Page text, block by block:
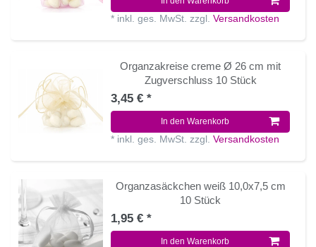
* inkl. ges. MwSt. zzgl.Versandkosten
Organzakreise creme Ø 26 cm mit
Zugverschluss 10 Stück
3,45 € *
In den Warenkorb
* inkl. ges. MwSt. zzgl.Versandkosten
Organzasäckchen weiß 10,0x7,5 cm
10 Stück
1,95 € *
In den Warenkorb